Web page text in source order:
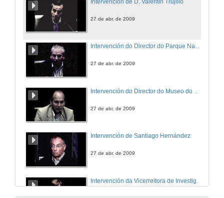
27 de abr. de 2009
Intervención do Director do Parque Nacional Illas Atlanticas
27 de abr. de 2009
27 de abr. de 2009
Intervención de Santiago Hernández
27 de abr. de 2009